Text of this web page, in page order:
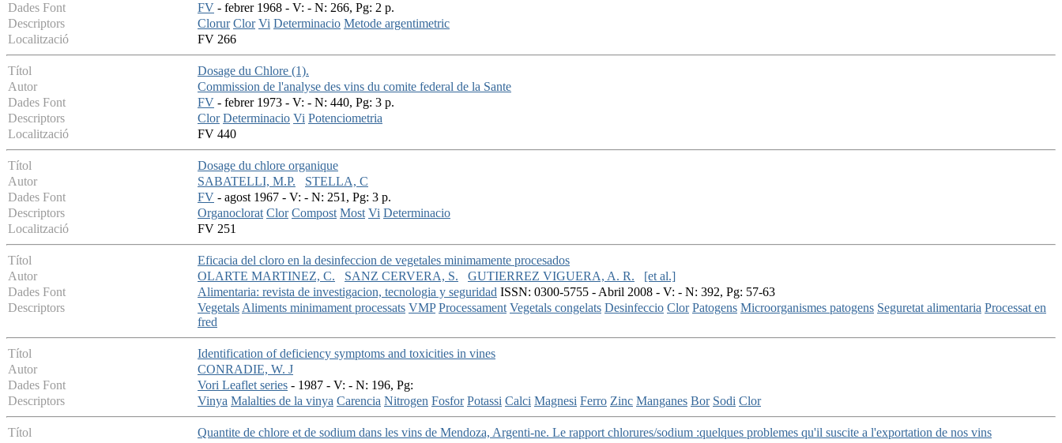
Dades Font
FV - febrer 1968 - V: - N: 266, Pg: 2 p.
Descriptors
Clorur Clor Vi Determinacio Metode argentimetric
Localització
FV 266
Títol
Dosage du Chlore (1).
Autor
Commission de l'analyse des vins du comite federal de la Sante
Dades Font
FV - febrer 1973 - V: - N: 440, Pg: 3 p.
Descriptors
Clor Determinacio Vi Potenciometria
Localització
FV 440
Títol
Dosage du chlore organique
Autor
SABATELLI, M.P.
STELLA, C
Dades Font
FV - agost 1967 - V: - N: 251, Pg: 3 p.
Descriptors
Organoclorat Clor Compost Most Vi Determinacio
Localització
FV 251
Títol
Eficacia del cloro en la desinfeccion de vegetales minimamente procesados
Autor
OLARTE MARTINEZ, C. SANZ CERVERA, S. GUTIERREZ VIGUERA, A. R.
[et al.]
Dades Font
Alimentaria: revista de investigacion, tecnologia y seguridad ISSN: 0300-5755 - Abril 2008 - V: - N: 392, Pg: 57-63
Descriptors
VegetalsAliments minimament processats VMP Processament Vegetals congelats Desinfeccio Clor Patogens Microorganismes patogens Seguretat alimentaria Processat en
fred
Títol
Identification of deficiency symptoms and toxicities in vines
Autor
CONRADIE, W. J
Dades Font
Vori Leaflet series - 1987 - V: - N: 196, Pg:
Descriptors
Vinya Malalties de la vinya Carencia Nitrogen Fosfor Potassi Calci Magnesi Ferro Zinc Manganes Bor Sodi Clor
Títol
Quantite de chlore et de sodium dans les vins de Mendoza, Argenti-ne. Le rapport chlorures/sodium :quelques problemes qu'il suscite a l'exportation de nos vins